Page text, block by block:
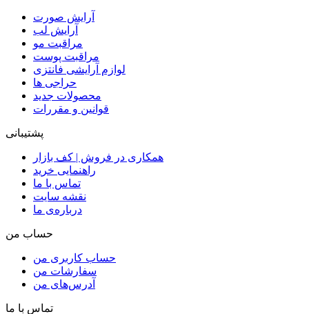
آرایش صورت
آرایش لب
مراقبت مو
مراقبت پوست
لوازم آرایشی فانتزی
حراجی ها
محصولات جدید
قوانین و مقررات
پشتیبانی
همکاری در فروش | کف بازار
راهنمایی خرید
تماس با ما
نقشه سایت
درباره‌ی ما
حساب من
حساب کاربری من
سفارشات من
آدرس‌های من
تماس با ما